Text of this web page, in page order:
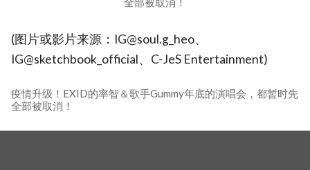
(图片或影片来源：IG@soul.g_heo、
IG@sketchbook_official、C-JeS Entertainment)
疫情升级！EXID的率智＆歌手Gummy年底的演唱会，都暂时先
全部被取消！